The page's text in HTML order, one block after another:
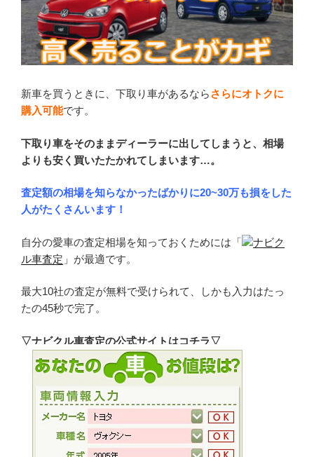
新車を買うときに、下取り車があるなら さらにオトクに
購入可能です。
下取り車をそのままディーラーに出してしまうと、相場
よりも安く買いたたかれてしまいます…。
査定額の相場を知らなかったばかりに20~30万も損をした
人がたくさんいます！
自分の愛車の査定相場を知っておくためには「
ナビク
ル車査定 」が最適です。
最大10社の査定が無料で受けられて、しかも入力はたっ
たの45秒で完了。
▽ナビクル車査定の公式サイトはコチラ▽